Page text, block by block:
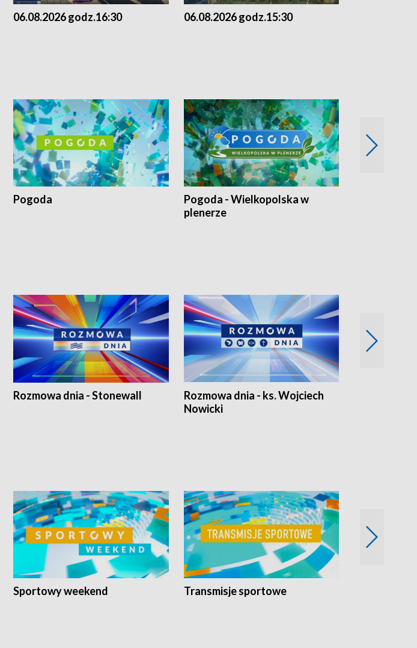
06.08.2026 godz.16:30 06.08.2026 godz.15:30
Pogoda
Pogoda - Wielkopolska w
plenerze
Rozmowa dnia - Stonewall
Rozmowa dnia - ks. Wojciech
Nowicki
Sportowy weekend Transmisje sportowe